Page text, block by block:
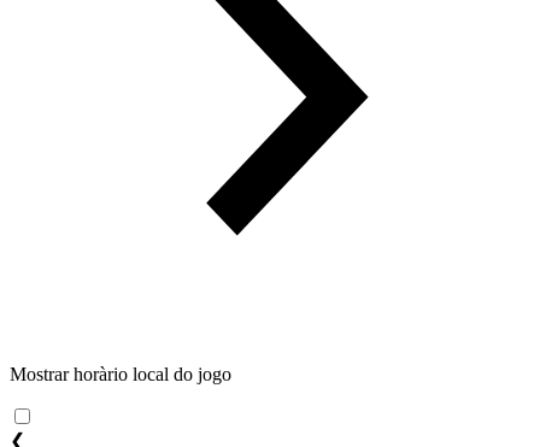
Mostrar horàrio local do jogo
❮